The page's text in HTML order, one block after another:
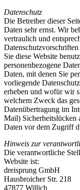
Datenschutz
Die Betreiber dieser
Daten sehr ernst. Wir
vertraulich und
Sie diese Website
personenbezogene
Daten, mit denen Sie
vorliegende
erheben und wofür wir
welchem Zweck das
Datenübertragung im
Mail) Sicherheitslücken
Daten vor dem Zugriff
Hinweis zur
Die verantwortliche
Website ist:
dreisprung GmbH
Hausbroicher Str. 218
47877 Willich